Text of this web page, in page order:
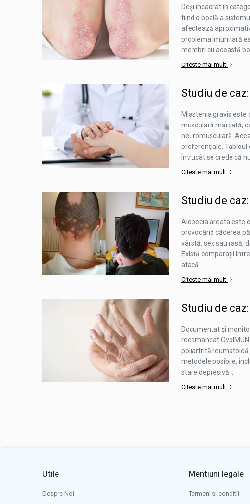
Deși încadrat în
fiind o boală a
afectează
problema imunitară
membri cu această
Citeste mai mult
Studiu de
Miastenia gravis
musculară marcată,
neuromusculară.
preferențiale. Tabloul
întrucât se crede că
Citeste mai mult
Studiu de caz:
Alopecia areata este
provocând căderea
vârstă, sex sau rasă,
Există comparații
atacă...
Citeste mai mult
Studiu de caz:
Documentat și
recomandat
poliartrită reumatoidă
metodele posibile,
stare depresivă...
Citeste mai mult
Utile
Despre Noi
Mentiuni legale
Termeni si conditii